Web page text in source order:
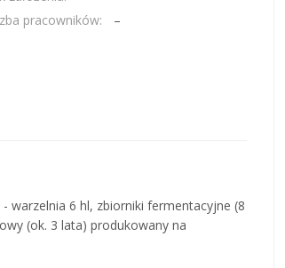
pracowników:
–
warzelnia 6 hl, zbiorniki fermentacyjne (8
(ok. 3 lata) produkowany na